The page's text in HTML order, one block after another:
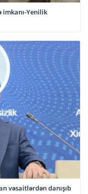
imkanı-Yenilik
vəsaitlərdən danışıb